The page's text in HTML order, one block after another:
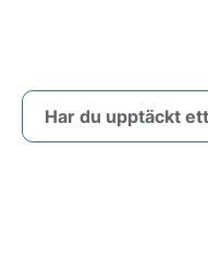
Har du upptäckt